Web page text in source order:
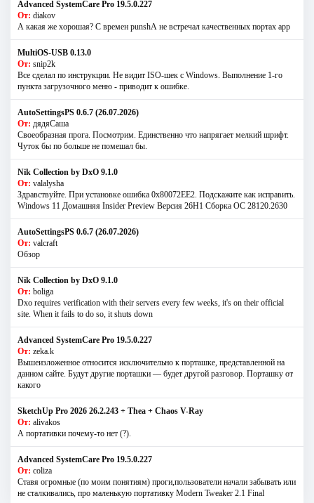
Advanced SystemCare Pro 19.5.0.227
От: diakov
А какая же хорошая? С времен punshА не встречал качественных портах app
MultiOS-USB 0.13.0
От: snip2k
Все сделал по инструкции. Не видит ISO-шек с Windows. Выполнение 1-го
пункта загрузочного меню - приводит к ошибке.
AutoSettingsPS 0.6.7 (26.07.2026)
От: дядяСаша
Своеобразная прога. Посмотрим. Единственно что напрягает мелкий шрифт.
Чуток бы по больше не помешал бы.
Nik Collection by DxO 9.1.0
От: valalysha
Здравствуйте. При установке ошибка 0х80072EE2. Подскажите как исправить.
Windows 11 Домашняя Insider Preview Версия 26H1 Сборка ОС 28120.2630
AutoSettingsPS 0.6.7 (26.07.2026)
От: valcraft
Обзор
Nik Collection by DxO 9.1.0
От: boliga
Dxo requires verification with their servers every few weeks, it's on their official
site. When it fails to do so, it shuts down
Advanced SystemCare Pro 19.5.0.227
От: zeka.k
Вышеизложенное относится исключительно к порташке, представленной на
данном сайте. Будут другие порташки — будет другой разговор. Порташку от
какого
SketchUp Pro 2026 26.2.243 + Thea + Chaos V-Ray
От: alivakos
А портативки почему-то нет (?).
Advanced SystemCare Pro 19.5.0.227
От: coliza
Ставя огромные (по моим понятиям) проги,пользователи начали забывать или
не сталкивались, про маленькую портативку Modern Tweaker 2.1 Final